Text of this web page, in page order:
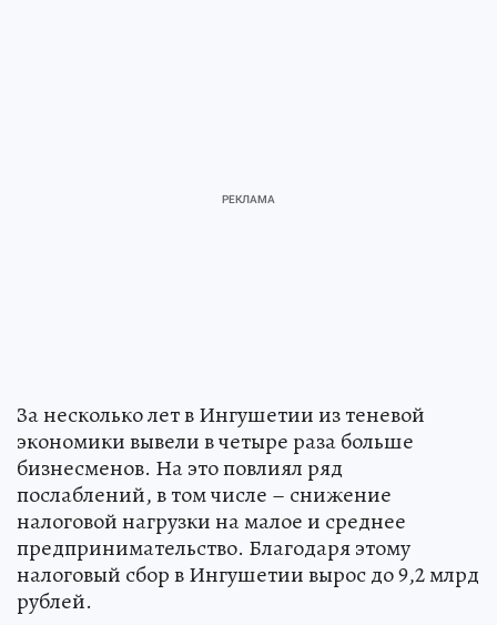
За несколько лет в Ингушетии из теневой
экономики вывели в четыре раза больше
бизнесменов. На это повлиял ряд
послаблений, в том числе – снижение
налоговой нагрузки на малое и среднее
предпринимательство. Благодаря этому
налоговый сбор в Ингушетии вырос до 9,2 млрд
рублей.